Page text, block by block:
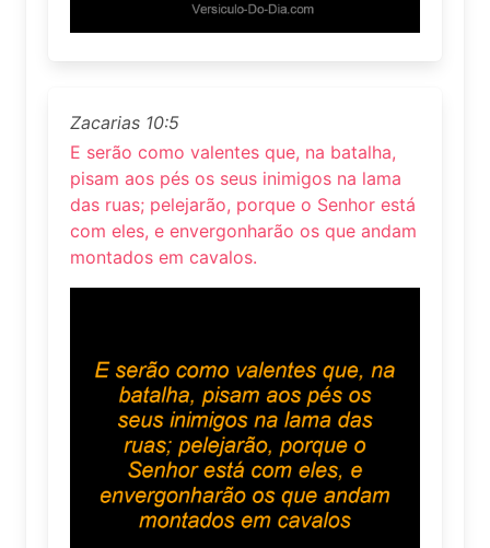
Zacarias 10:5
E serão como valentes que, na batalha,
pisam aos pés os seus inimigos na lama
das ruas; pelejarão, porque o Senhor está
com eles, e envergonharão os que andam
montados em cavalos.